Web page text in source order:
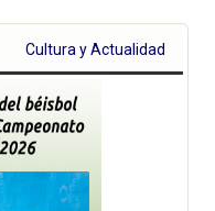
Cultura y Actualidad